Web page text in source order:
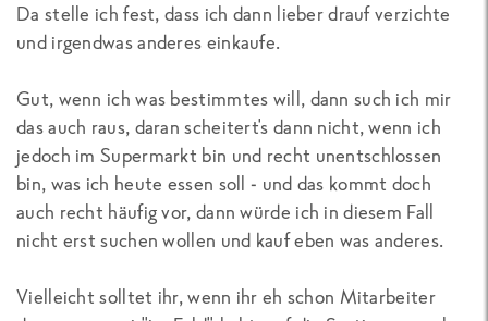
Da stelle ich fest, dass ich dann lieber drauf verzichte
und irgendwas anderes einkaufe.
Gut, wenn ich was bestimmtes will, dann such ich mir
das auch raus, daran scheitert's dann nicht, wenn ich
jedoch im Supermarkt bin und recht unentschlossen
bin, was ich heute essen soll - und das kommt doch
auch recht häufig vor, dann würde ich in diesem Fall
nicht erst suchen wollen und kauf eben was anderes.
Vielleicht solltet ihr, wenn ihr eh schon Mitarbeiter